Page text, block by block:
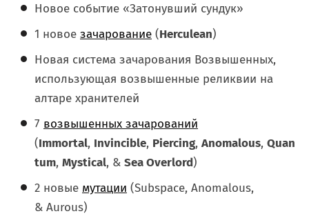
Новое событие «Затонувший сундук»
1 новое зачарование (Herculean)
Новая система зачарования Возвышенных,
использующая возвышенные реликвии на
алтаре хранителей
7 возвышенных зачарований
(Immortal, Invincible, Piercing, Anomalous, Quan
tum, Mystical, & Sea Overlord)
2 новые мутации (Subspace, Anomalous,
& Aurous)